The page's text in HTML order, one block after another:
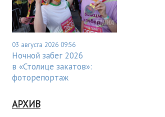
03 августа 2026 09:56
Ночной забег 2026
в «Столице закатов»:
фоторепортаж
АРХИВ